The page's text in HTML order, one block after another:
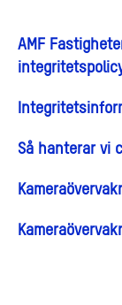
AMF
Så hanterar vi